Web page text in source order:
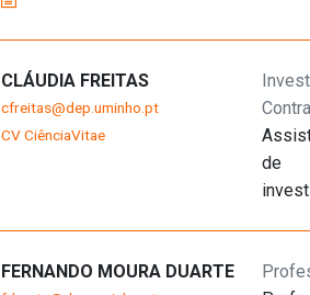
CLÁUDIA FREITAS
cfreitas@dep.uminho.pt
CV CiênciaVitae
de
FERNANDO MOURA DUARTE